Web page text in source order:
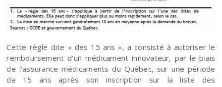
Cette règle dite « des 15 ans », a consisté à autoriser le
remboursement d’un médicament innovateur, par le biais
de l’assurance médicaments du Québec, sur une période
de 15 ans après son inscription sur la liste des